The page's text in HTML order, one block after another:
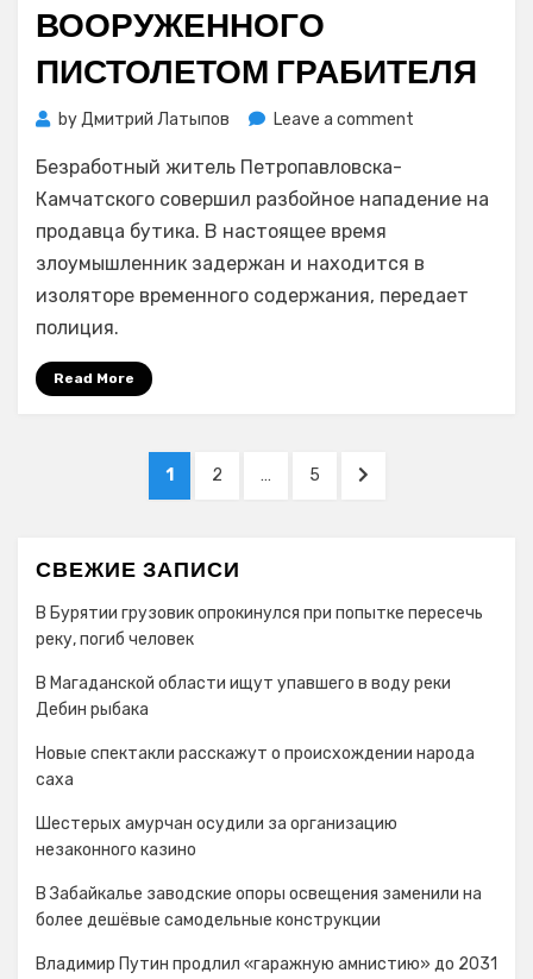
ВООРУЖЕННОГО
ПИСТОЛЕТОМ ГРАБИТЕЛЯ
byДмитрий Латыпов Leave a comment
центра
Камчатском
Безработный житель Петропавловска-
Камчатского совершил разбойное нападение на
продавца бутика. В настоящее время
злоумышленник задержан и находится в
изоляторе временного содержания, передает
полиция.
Read More
НавигацияPAGE
1 PAGE
2 … PAGE
5
NEXT
СВЕЖИЕ ЗАПИСИ
В Бурятии грузовик опрокинулся при попытке пересечь
реку, погиб человек
В Магаданской области ищут упавшего в воду реки
Дебин рыбака
Новые спектакли расскажут о происхождении народа
cаха
Шестерых амурчан осудили за организацию
незаконного казино
В Забайкалье заводские опоры освещения заменили на
более дешёвые самодельные конструкции
Владимир Путин продлил «гаражную амнистию» до 2031